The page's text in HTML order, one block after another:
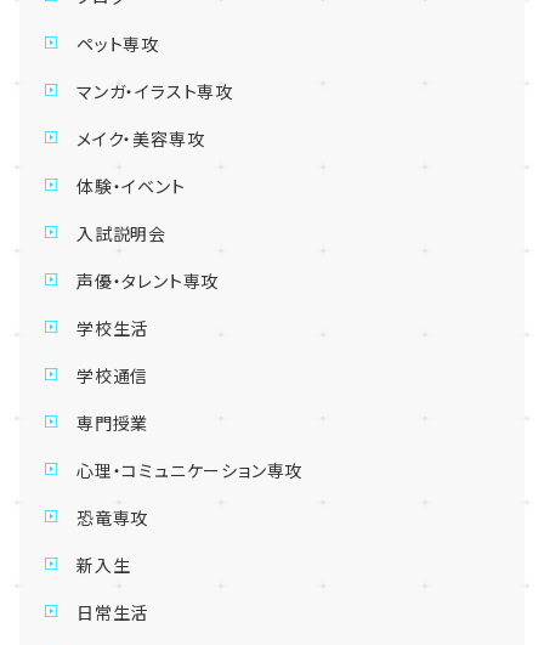
ペット専攻
マンガ・イラスト専攻
メイク・美容専攻
体験・イベント
入試説明会
声優・タレント専攻
学校生活
学校通信
専門授業
心理・コミュニケーション専攻
恐竜専攻
新入生
日常生活